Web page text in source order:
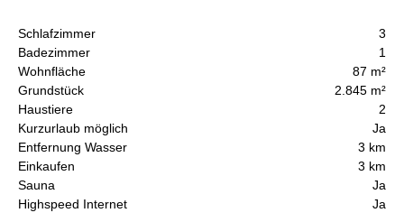
Schlafzimmer
3
Badezimmer
1
Wohnfläche
87 m²
Grundstück
2.845 m²
Haustiere
2
Kurzurlaub möglich
Ja
Entfernung Wasser
3 km
Einkaufen
3 km
Sauna
Ja
Highspeed Internet
Ja